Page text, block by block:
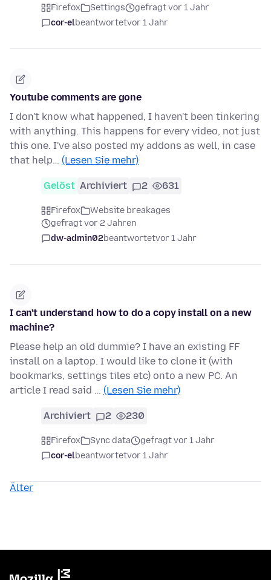
Firefox Settings
gefragt vor 1 Jahr
cor-elbeantwortetvor 1 Jahr
Youtube comments are gone
I don't know what happened, I haven't been tinkering
with anything. This happens for every video, not just
this one. I've also posted my addons as well, in case
that help… (Lesen Sie mehr)
Gelöst Archiviert 2 631
Firefox
Website breakages
gefragt vor 2 Jahren
dw-admin02beantwortetvor 1 Jahr
I can't understand how to do a copy install on a new
machine?
Please help an old dummie? I have an existing FF
install on a laptop. I would like to clone it (with
bookmarks, settings tiles etc) onto a new PC. An
article I read said … (Lesen Sie mehr)
Archiviert 2 230
Firefox Sync data
gefragt vor 1 Jahr
cor-elbeantwortetvor 1 Jahr
Älter